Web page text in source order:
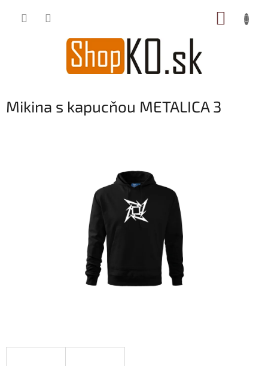
Mikina s kapucňou METALICA 3